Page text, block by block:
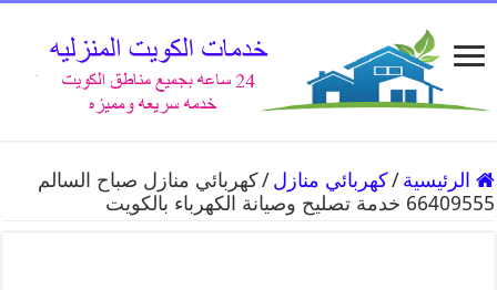
الرئيسية /كهربائي منازل /كهربائي منازل صباح السالم
66409555 خدمة تصليح وصيانة الكهرباء بالكويت